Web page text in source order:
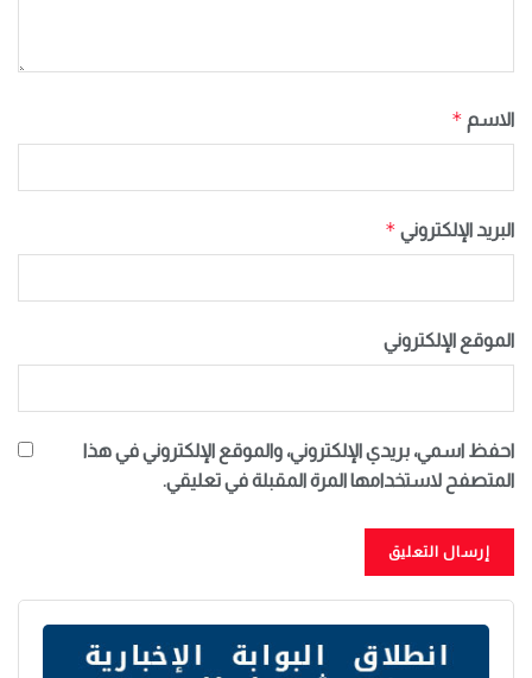
الاسم *
البريد الإلكتروني *
الموقع الإلكتروني
احفظ اسمي، بريدي الإلكتروني، والموقع الإلكتروني في هذا
المتصفح لاستخدامها المرة المقبلة في تعليقي.